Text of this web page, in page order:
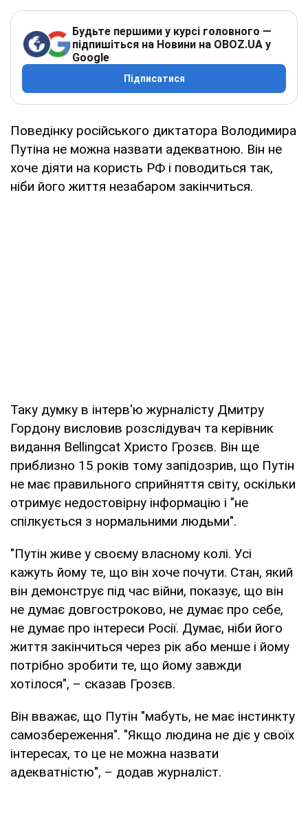
Будьте першими у курсі головного —
підпишіться на Новини на OBOZ.UA у
Google
Підписатися
Поведінку російського диктатора Володимира
Путіна не можна назвати адекватною. Він не
хоче діяти на користь РФ і поводиться так,
ніби його життя незабаром закінчиться.
Таку думку в інтерв'ю журналісту Дмитру
Гордону висловив розслідувач та керівник
видання Bellingcat Христо Грозєв. Він ще
приблизно 15 років тому запідозрив, що Путін
не має правильного сприйняття світу, оскільки
отримує недостовірну інформацію і "не
спілкується з нормальними людьми".
"Путін живе у своєму власному колі. Усі
кажуть йому те, що він хоче почути. Стан, який
він демонструє під час війни, показує, що він
не думає довгостроково, не думає про себе,
не думає про інтереси Росії. Думає, ніби його
життя закінчиться через рік або менше і йому
потрібно зробити те, що йому завжди
хотілося", – сказав Грозєв.
Він вважає, що Путін "мабуть, не має інстинкту
самозбереження". "Якщо людина не діє у своїх
інтересах, то це не можна назвати
адекватністю", – додав журналіст.